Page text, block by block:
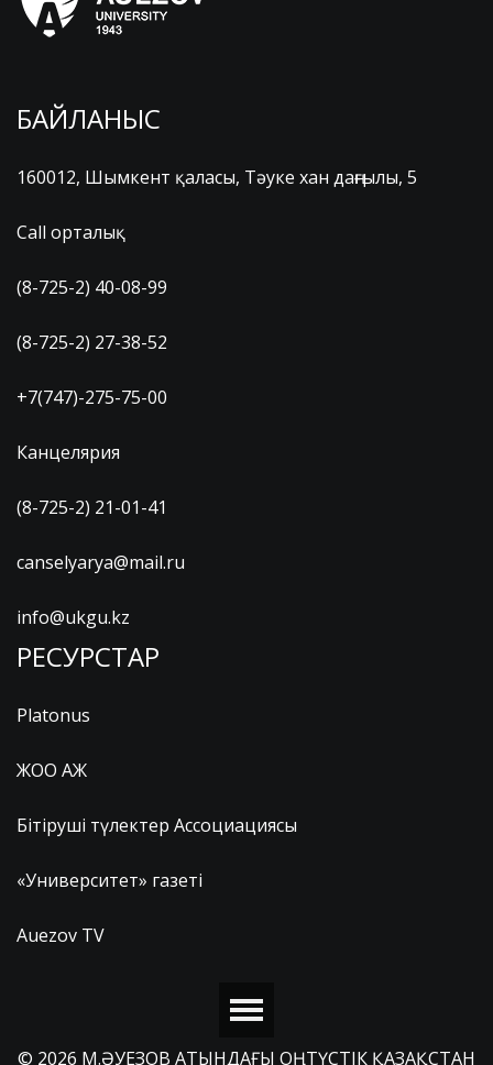
БАЙЛАНЫС
160012, Шымкент қаласы, Тәуке хан даңғылы, 5
Call орталық
(8-725-2) 40-08-99
(8-725-2) 27-38-52
+7(747)-275-75-00
Канцелярия
(8-725-2) 21-01-41
canselyarya@mail.ru
info@ukgu.kz
РЕСУРСТАР
Platonus
ЖОО АЖ
Бітіруші түлектер Ассоциациясы
«Университет» газеті
Auezov TV
© 2026 М.ӘУЕЗОВ АТЫНДАҒЫ ОҢТҮСТІК ҚАЗАҚСТАН